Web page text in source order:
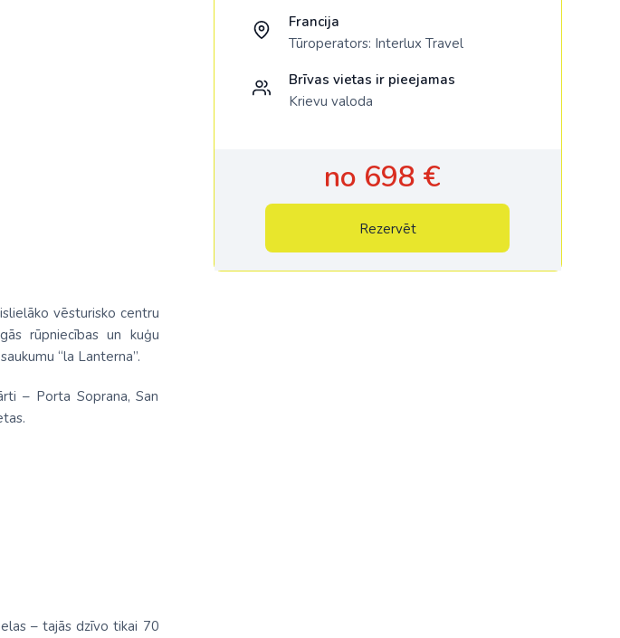
Vjetnama
vēsturisko centru
rūpniecības un kuģu
“la Lanterna”.
– Porta Soprana, San
– tajās dzīvo tikai 70
Francija
Tūroperators: Interlux Travel
Brīvas vietas ir pieejamas
Krievu valoda
no 698 €
Rezervēt